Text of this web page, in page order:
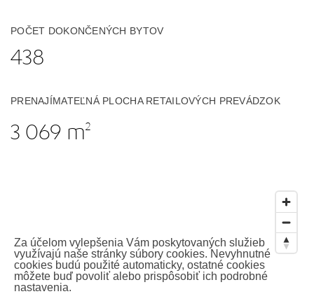
POČET DOKONČENÝCH BYTOV
438
PRENAJÍMATEĽNÁ PLOCHA RETAILOVÝCH PREVÁDZOK
3 069 m2
Za účelom vylepšenia Vám poskytovaných služieb
využívajú naše stránky súbory cookies. Nevyhnutné
cookies budú použité automaticky, ostatné cookies
môžete buď povoliť alebo prispôsobiť ich podrobné
nastavenia.